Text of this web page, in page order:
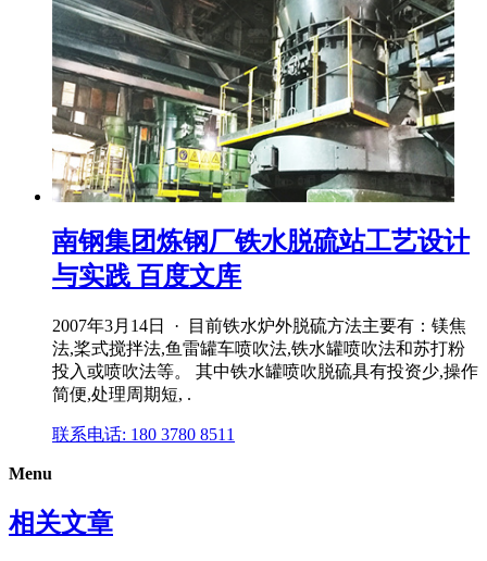
南钢集团炼钢厂铁水脱硫站工艺设计
与实践 百度文库
2007年3月14日 · 目前铁水炉外脱硫方法主要有：镁焦
法,桨式搅拌法,鱼雷罐车喷吹法,铁水罐喷吹法和苏打粉
投入或喷吹法等。 其中铁水罐喷吹脱硫具有投资少,操作
简便,处理周期短, .
联系电话: 180 3780 8511
Menu
相关文章